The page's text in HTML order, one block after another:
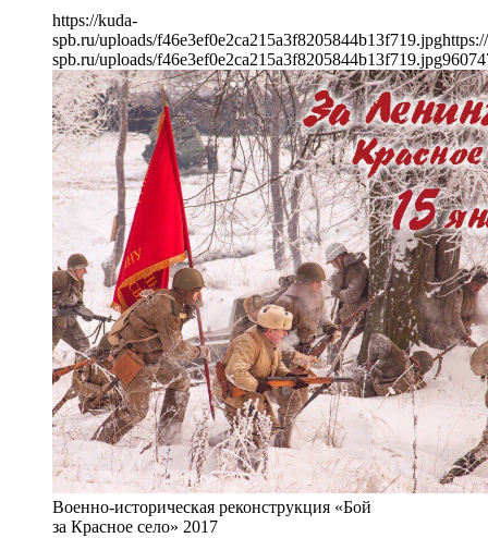
https://kuda-
spb.ru/uploads/f46e3ef0e2ca215a3f8205844b13f719.jpg
spb.ru/uploads/f46e3ef0e2ca215a3f8205844b13f719.jpg960
Военно-историческая реконструкция «Бой
за Красное село» 2017